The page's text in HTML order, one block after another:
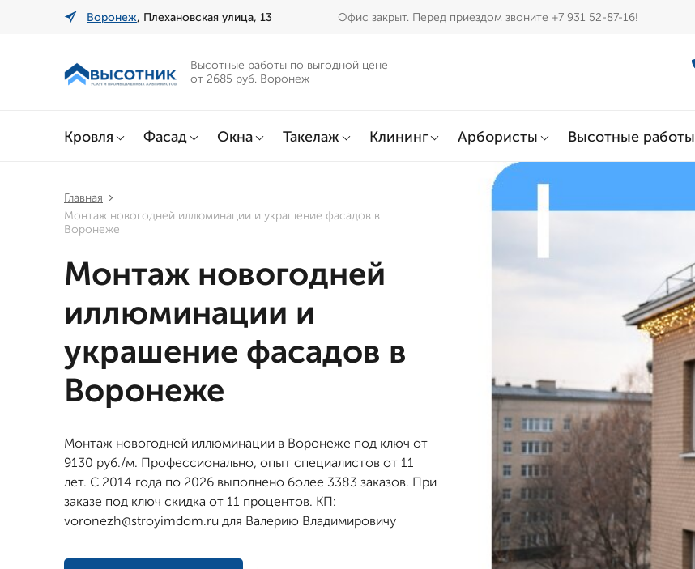
Воронеж, Плехановская улица, 13 Офис закрыт. Перед приездом звоните +7 931 52-87-16!
Высотные работы по выгодной цене
от 2685 руб. Воронеж
Кровля Фасад Окна Такелаж Клининг Арбористы Высотные работы
Главная
Монтаж новогодней иллюминации и украшение фасадов в
Воронеже
Монтаж новогодней
иллюминации и
украшение фасадов в
Воронеже
Монтаж новогодней иллюминации в Воронеже под ключ от
9130 руб./м. Профессионально, опыт специалистов от 11
лет. С 2014 года по 2026 выполнено более 3383 заказов. При
заказе под ключ скидка от 11 процентов. КП:
voronezh@stroyimdom.ru для Валерию Владимировичу